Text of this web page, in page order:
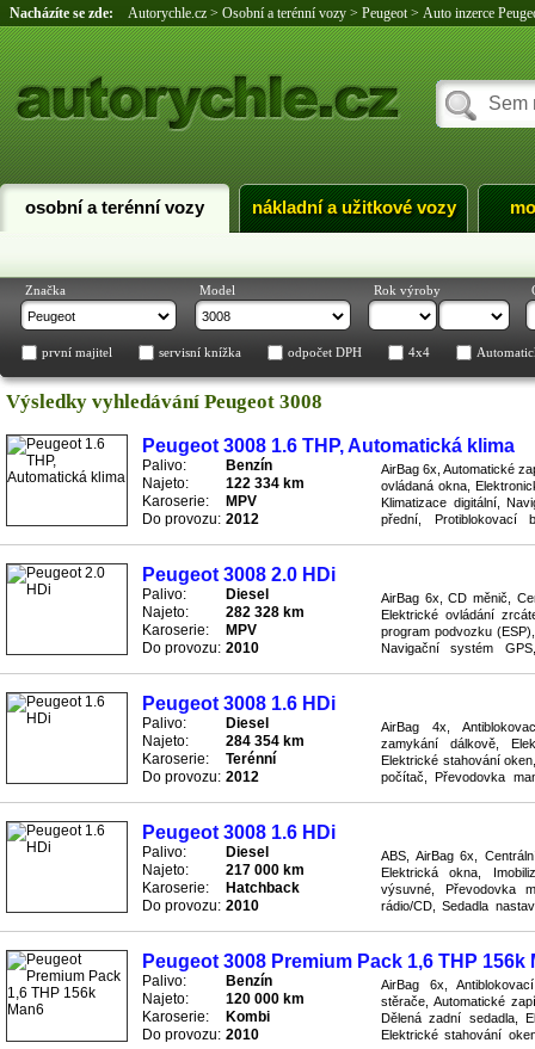
Nacházíte se zde: Autorychle.cz > Osobní a terénní vozy > Peugeot> Auto inzerce
osobní a terénní vozy nákladní a užitkové vozy
Značka Model Rok výroby
první majitel servisní knížka odpočet DPH 4x4
Výsledky vyhledávání Peugeot 3008
Peugeot 3008 1.6 THP, Automatická klima
Palivo:
Benzín
Najeto:
122 334 km
Karoserie:
MPV
Do provozu: 2012
AirBag 6x, Automatické
ovládaná okna,
Klimatizace digitální,
přední, Protiblokovací
Peugeot 3008 2.0 HDi
Palivo:
Diesel
Najeto:
282 328 km
Karoserie:
MPV
Do provozu: 2010
AirBag 6x, CD měnič,
Elektrické ovládání
program podvozku
Navigační systém
Peugeot 3008 1.6 HDi
Palivo:
Diesel
Najeto:
284 354 km
Karoserie:
Terénní
Do provozu: 2012
AirBag 4x,
zamykání dálkově,
Elektrické stahování
počítač, Převodovka
Peugeot 3008 1.6 HDi
Palivo:
Diesel
Najeto:
217 000 km
Karoserie:
Hatchback
Do provozu: 2010
ABS, AirBag 6x,
Elektrická okna,
výsuvné, Převodovka
rádio/CD, Sedadla
Peugeot 3008 Premium Pack 1,6 THP 156k
Palivo:
Benzín
Najeto:
120 000 km
Karoserie:
Kombi
Do provozu: 2010
AirBag 6x,
stěrače, Automatické
Dělená zadní sedadla,
Elektrické stahování